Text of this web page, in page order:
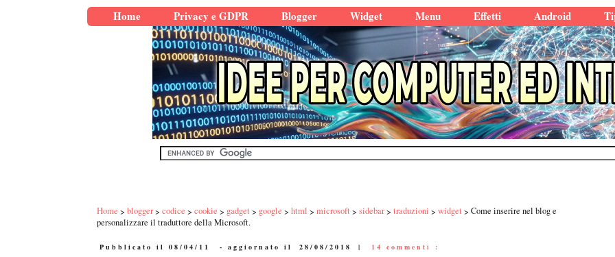
Home Privacy e GDPR Blogger Widget Menu Effetti Android
Home blogger codice cookie gadget google html microsoft sidebar traduzioni widget
Come inserire nel blog e
personalizzare il traduttore della Microsoft.
Pubblicato il 08/04/11 - aggiornato il 28/08/2018 | 14 commenti :